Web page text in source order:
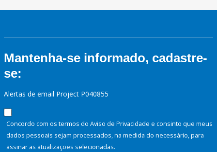
Mantenha-se informado, cadastre-
se:
Alertas de email Project P040855
Concordo com os termos do Aviso de Privacidade e consinto que meus
dados pessoais sejam processados, na medida do necessário, para
assinar as atualizações selecionadas.